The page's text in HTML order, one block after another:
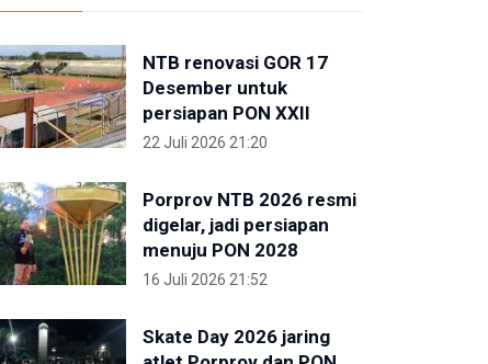
NTB renovasi GOR 17
Desember untuk
persiapan PON XXII
22 Juli 2026 21:20
Porprov NTB 2026 resmi
digelar, jadi persiapan
menuju PON 2028
16 Juli 2026 21:52
Skate Day 2026 jaring